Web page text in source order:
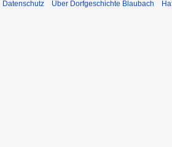
Datenschutz Über Dorfgeschichte Blaubach